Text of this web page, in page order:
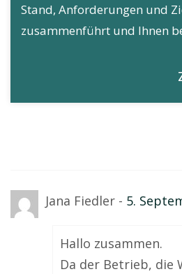
Stand, Anforderungen und
zusammenführt und Ihnen
Jana Fiedler - 5.
Hallo zusammen.
Da der Betrieb, die